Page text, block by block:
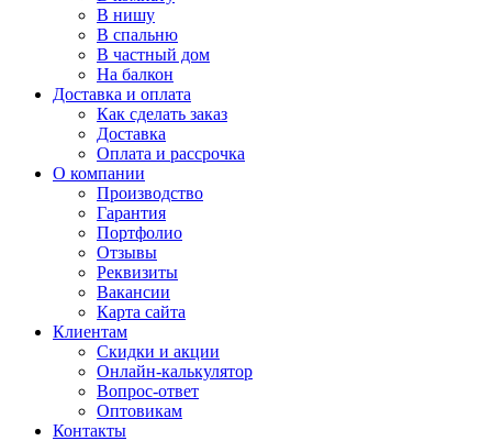
В нишу
В спальню
В частный дом
На балкон
Доставка и оплата
Как сделать заказ
Доставка
Оплата и рассрочка
О компании
Производство
Гарантия
Портфолио
Отзывы
Реквизиты
Вакансии
Карта сайта
Клиентам
Скидки и акции
Онлайн-калькулятор
Вопрос-ответ
Оптовикам
Контакты